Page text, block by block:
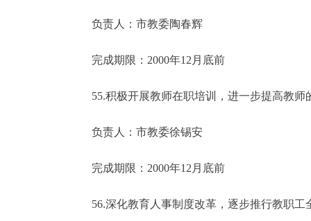
负责人：市教委陶春辉
完成期限：2000年12月底前
55.积极开展教师在职培训，进一步提高教师
负责人：市教委徐锡安
完成期限：2000年12月底前
56.深化教育人事制度改革，逐步推行教职工